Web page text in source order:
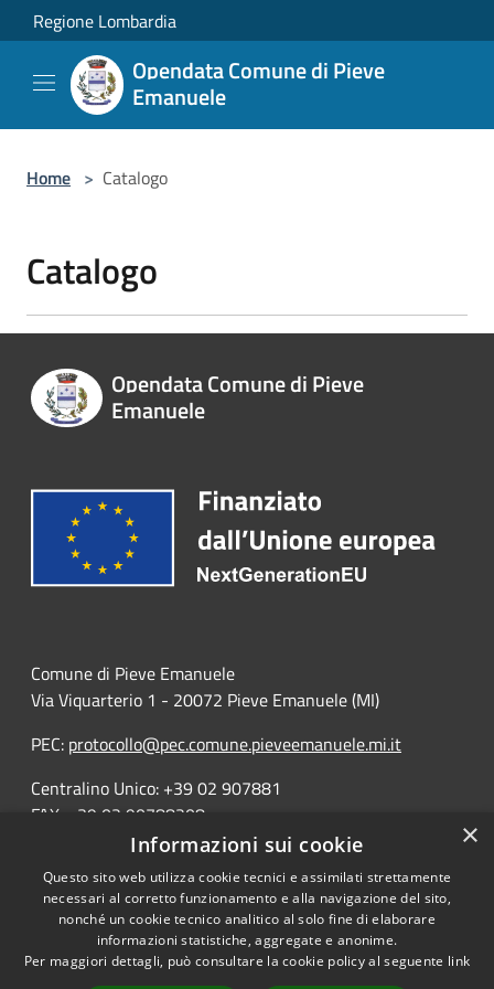
Salta al contenuto principale
Regione Lombardia
Opendata Comune di Pieve
Emanuele
Home > Catalogo
Catalogo
Opendata Comune di Pieve
Emanuele
Comune di Pieve Emanuele
Via Viquarterio 1 - 20072 Pieve Emanuele (MI)
PEC: protocollo@pec.comune.pieveemanuele.mi.it
Centralino Unico: +39 02 907881
FAX: +39 02 90788208
Accessibilità
Copyright © 2026 • Opendata
Comune di Pieve Emanuele •
×
Informazioni sui cookie
Questo sito web utilizza cookie tecnici e assimilati strettamente
necessari al corretto funzionamento e alla navigazione del sito,
nonché un cookie tecnico analitico al solo fine di elaborare
informazioni statistiche, aggregate e anonime.
Per maggiori dettagli, può consultare la cookie policy al seguente link